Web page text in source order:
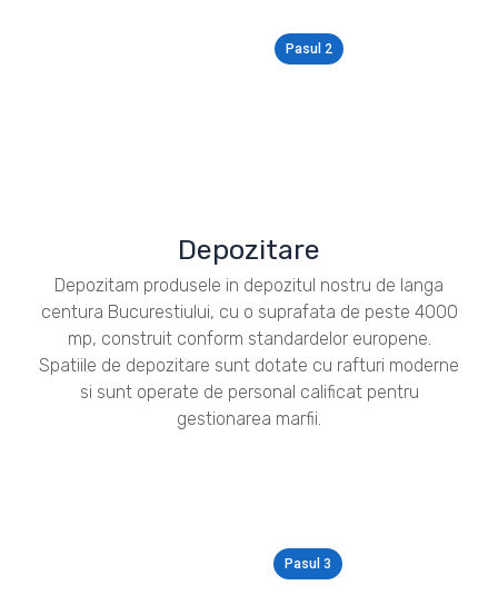
Pasul 2
Depozitare
Depozitam produsele in depozitul nostru de langa
centura Bucurestiului, cu o suprafata de peste 4000
mp, construit conform standardelor europene.
Spatiile de depozitare sunt dotate cu rafturi moderne
si sunt operate de personal calificat pentru
gestionarea marfii.
Pasul 3